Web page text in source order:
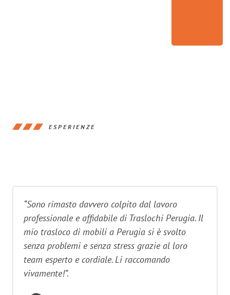
ESPERIENZE
“Sono rimasto davvero colpito dal lavoro
professionale e affidabile di Traslochi Perugia. Il
mio trasloco di mobili a Perugia si è svolto
senza problemi e senza stress grazie al loro
team esperto e cordiale. Li raccomando
vivamente!”.